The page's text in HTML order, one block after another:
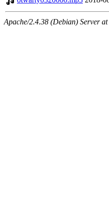
Apache/2.4.38 (Debian) Server